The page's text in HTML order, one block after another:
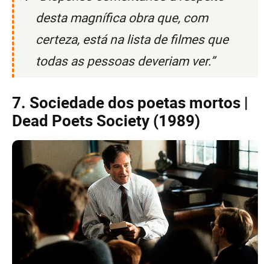
desta magnífica obra que, com
certeza, está na lista de filmes que
todas as pessoas deveriam ver.”
7. Sociedade dos poetas mortos |
Dead Poets Society (1989)